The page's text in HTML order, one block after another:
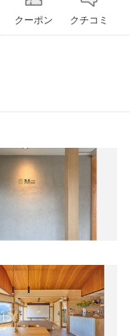
クーポン クチコミ